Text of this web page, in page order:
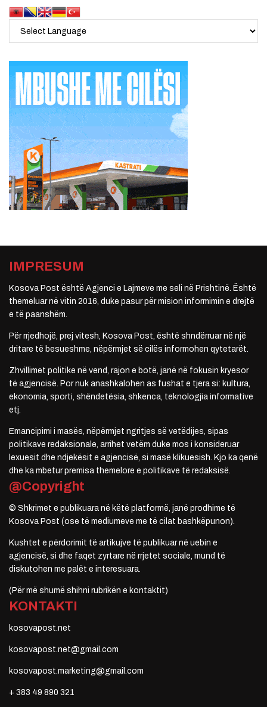
IMPRESUM
Kosova Post është Agjenci e Lajmeve me seli në Prishtinë. Është
themeluar në vitin 2016, duke pasur për mision informimin e drejtë
e të paanshëm.
Për rrjedhojë, prej vitesh, Kosova Post, është shndërruar në një
dritare të besueshme, nëpërmjet së cilës informohen qytetarët.
Zhvillimet politike në vend, rajon e botë, janë në fokusin kryesor
të agjencisë. Por nuk anashkalohen as fushat e tjera si: kultura,
ekonomia, sporti, shëndetësia, shkenca, teknologjia informative
etj.
Emancipimi i masës, nëpërmjet ngritjes së vetëdijes, sipas
politikave redaksionale, arrihet vetëm duke mos i konsideruar
lexuesit dhe ndjekësit e agjencisë, si masë klikuesish. Kjo ka qenë
dhe ka mbetur premisa themelore e politikave të redaksisë.
@Copyright
© Shkrimet e publikuara në këtë platformë, janë prodhime të
Kosova Post (ose të mediumeve me të cilat bashkëpunon).
Kushtet e përdorimit të artikujve të publikuar në uebin e
agjencisë, si dhe faqet zyrtare në rrjetet sociale, mund të
diskutohen me palët e interesuara.
(Për më shumë shihni rubrikën e kontaktit)
KONTAKTI
kosovapost.net
kosovapost.net@gmail.com
kosovapost.marketing@gmail.com
+ 383 49 890 321